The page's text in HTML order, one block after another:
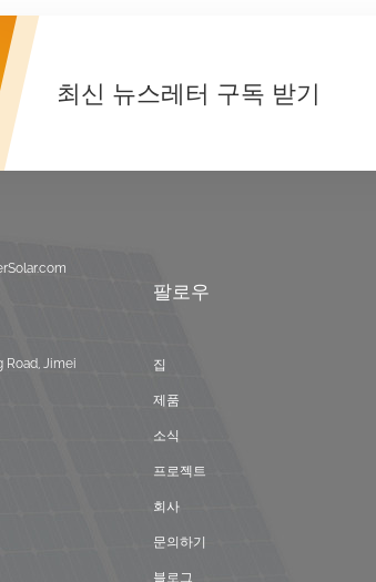
평한 지붕 장
기
한 지붕 후크
최신 뉴스레터 구독 받기
Road, Jimei
팔로우
집
제품
소식
프로젝트
회사
문의하기
블로그